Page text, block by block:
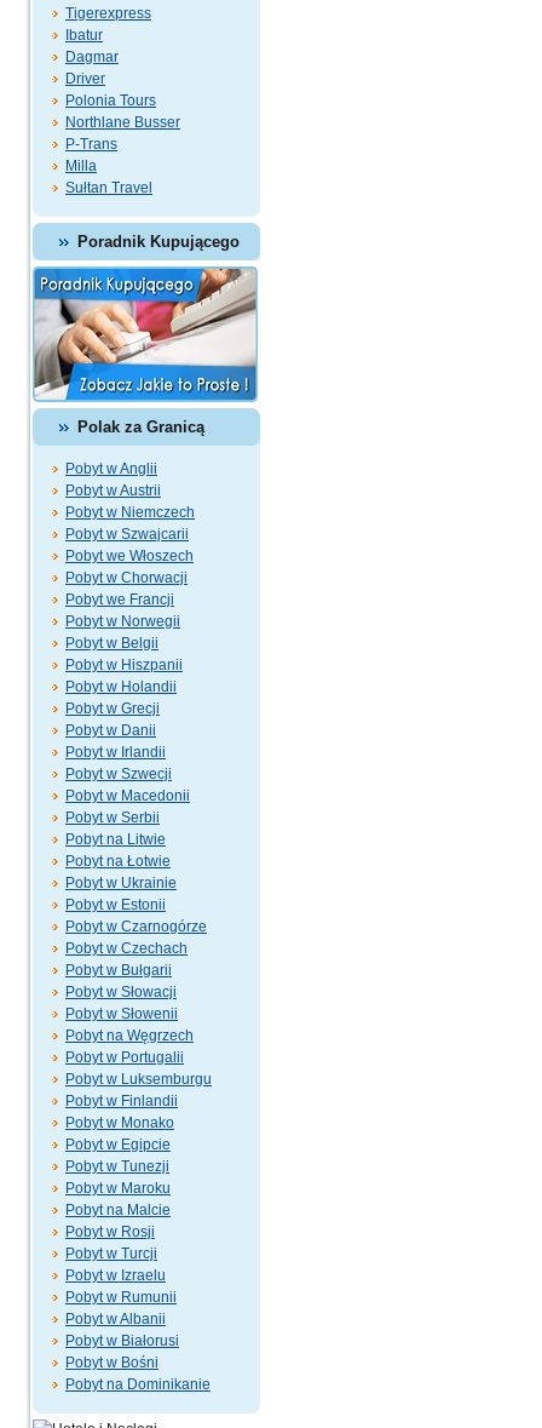
Tigerexpress
Ibatur
Dagmar
Driver
Polonia Tours
Northlane Busser
P-Trans
Milla
Sułtan Travel
Poradnik Kupującego
Polak za Granicą
Pobyt w Anglii
Pobyt w Austrii
Pobyt w Niemczech
Pobyt w Szwajcarii
Pobyt we Włoszech
Pobyt w Chorwacji
Pobyt we Francji
Pobyt w Norwegii
Pobyt w Belgii
Pobyt w Hiszpanii
Pobyt w Holandii
Pobyt w Grecji
Pobyt w Danii
Pobyt w Irlandii
Pobyt w Szwecji
Pobyt w Macedonii
Pobyt w Serbii
Pobyt na Litwie
Pobyt na Łotwie
Pobyt w Ukrainie
Pobyt w Estonii
Pobyt w Czarnogórze
Pobyt w Czechach
Pobyt w Bułgarii
Pobyt w Słowacji
Pobyt w Słowenii
Pobyt na Węgrzech
Pobyt w Portugalii
Pobyt w Luksemburgu
Pobyt w Finlandii
Pobyt w Monako
Pobyt w Egipcie
Pobyt w Tunezji
Pobyt w Maroku
Pobyt na Malcie
Pobyt w Rosji
Pobyt w Turcji
Pobyt w Izraelu
Pobyt w Rumunii
Pobyt w Albanii
Pobyt w Białorusi
Pobyt w Bośni
Pobyt na Dominikanie